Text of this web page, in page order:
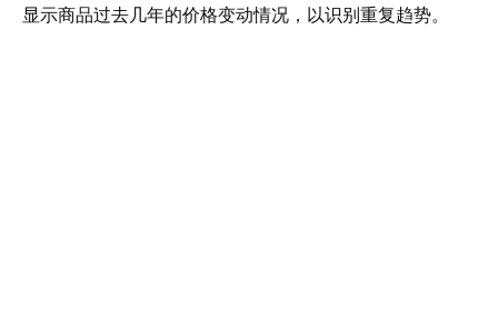
显示商品过去几年的价格变动情况，以识别重复趋势。